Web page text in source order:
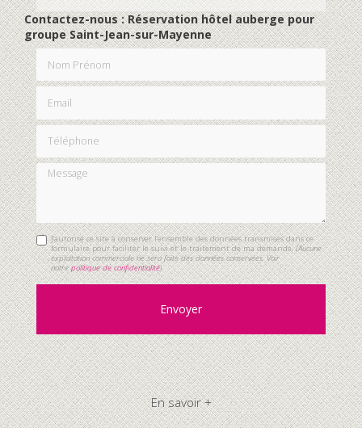
Contactez-nous : Réservation hôtel auberge pour
groupe Saint-Jean-sur-Mayenne
Nom Prénom
Email
Téléphone
Message
J'autorise ce site à conserver l'ensemble des données transmises dans ce
formulaire pour faciliter le suivi et le traitement de ma demande.(Aucune
exploitation commerciale ne sera faite des données conservées. Voir
notrepolitique de confidentialité)
En savoir +